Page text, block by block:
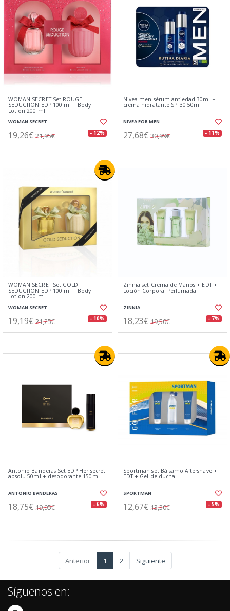
WOMAN SECRET Set ROUGE
SEDUCTION EDP 100 ml + Body
Lotion 200 ml
WOMAN SECRET
19,26€ 21,95€ - 12%
Nivea men sérum antiedad 30ml +
crema hidratante SPF30 50ml
NIVEA FOR MEN
27,68€ 30,99€ - 11%
WOMAN SECRET Set GOLD
SEDUCTION EDP 100 ml + Body
Lotion 200 m l
WOMAN SECRET
19,19€ 21,25€ - 10%
Zinnia set Crema de Manos + EDT +
Loción Corporal Perfumada
ZINNIA
18,23€ 19,50€ - 7%
Antonio Banderas Set EDP Her secret
absolu 50ml + desodorante 150ml
ANTONIO BANDERAS
18,75€ 19,95€ - 6%
Sportman set Bálsamo Aftershave +
EDT + Gel de ducha
SPORTMAN
12,67€ 13,30€ - 5%
Anterior 1 2 Siguiente
Síguenos en: